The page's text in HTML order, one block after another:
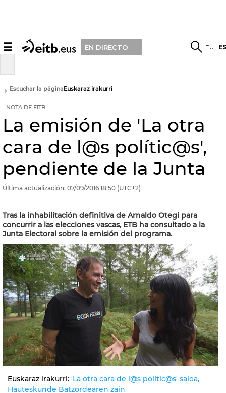
☰ EN DIRECTO EU
Escuchar la páginaEuskaraz irakurri
NOTA DE EITB
La emisión de 'La otra
cara de l@s polític@s',
pendiente de la Junta
Última actualización: 07/09/2016 18:50 (UTC+2)
Tras la inhabilitación definitiva de Arnaldo Otegi para
concurrir a las elecciones vascas, ETB ha consultado a la
Junta Electoral sobre la emisión del programa.
Euskaraz irakurri: 'La otra cara de l@s polític@s' saioa,
Hauteskunde Batzordearen zain